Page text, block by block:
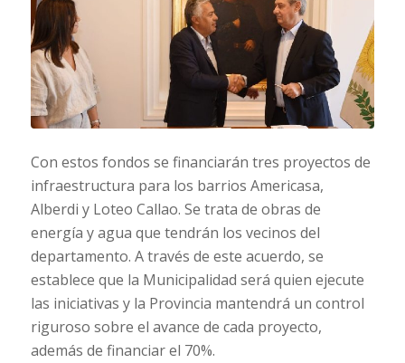
Con estos fondos se financiarán tres proyectos de
infraestructura para los barrios Americasa,
Alberdi y Loteo Callao. Se trata de obras de
energía y agua que tendrán los vecinos del
departamento. A través de este acuerdo, se
establece que la Municipalidad será quien ejecute
las iniciativas y la Provincia mantendrá un control
riguroso sobre el avance de cada proyecto,
además de financiar el 70%.